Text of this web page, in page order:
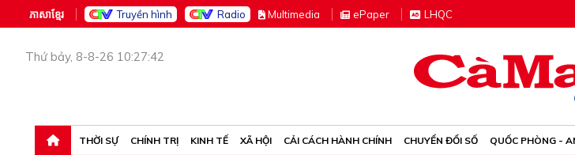
ភាសាខ្មែរ Truyền hình Radio Multimedia ePaper LHQC
Thứ bảy, 8-8-26 10:27:42
THỜI SỰ CHÍNH TRỊ KINH TẾ XÃ HỘI CẢI CÁCH HÀNH CHÍNH CHUYỂN ĐỔI SỐ QUỐC PHÒNG -